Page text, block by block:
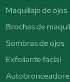
Maquillaje de ojos
Brochas de
Sombras de ojos
Exfoliante facial